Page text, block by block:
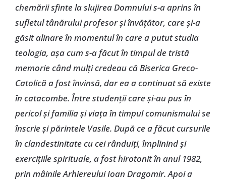
chemării sfinte la slujirea Domnului s-a aprins în
sufletul tânărului profesor şi învăţător, care şi-a
găsit alinare în momentul în care a putut studia
teologia, aşa cum s-a făcut în timpul de tristă
memorie când mulţi credeau că Biserica Greco-
Catolică a fost învinsă, dar ea a continuat să existe
în catacombe. Între studenţii care şi-au pus în
pericol şi familia şi viaţa în timpul comunismului se
înscrie şi părintele Vasile. După ce a făcut cursurile
în clandestinitate cu cei rânduiţi, împlinind şi
exerciţiile spirituale, a fost hirotonit în anul 1982,
prin mâinile Arhiereului Ioan Dragomir. Apoi a